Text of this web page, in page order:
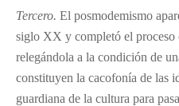
Tercero. El posmodemismo
siglo XX y completó el proceso
relegándola a la condición de
constituyen la cacofonía de las
guardiana de la cultura para